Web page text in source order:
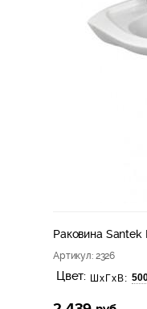
Раковина Santek
Артикул: 2326
Цвет: ШхГхВ: